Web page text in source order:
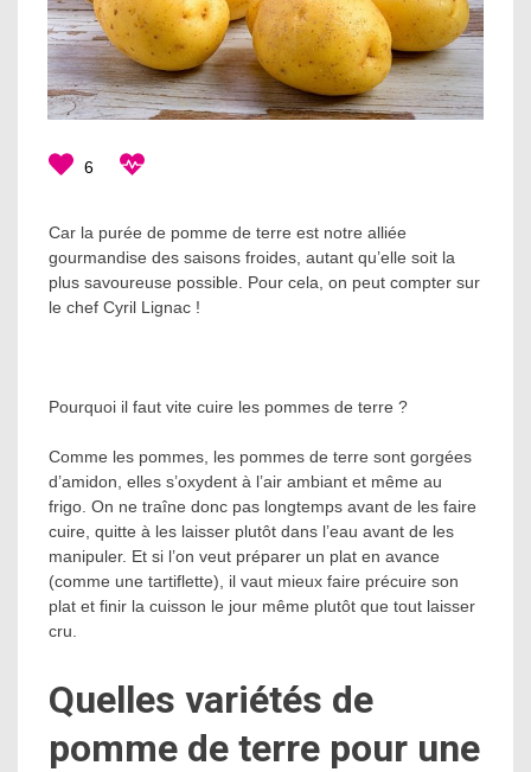
6
Car la purée de pomme de terre est notre alliée
gourmandise des saisons froides, autant qu’elle soit la
plus savoureuse possible. Pour cela, on peut compter sur
le chef Cyril Lignac !
Pourquoi il faut vite cuire les pommes de terre ?
Comme les pommes, les pommes de terre sont gorgées
d’amidon, elles s’oxydent à l’air ambiant et même au
frigo. On ne traîne donc pas longtemps avant de les faire
cuire, quitte à les laisser plutôt dans l’eau avant de les
manipuler. Et si l’on veut préparer un plat en avance
(comme une tartiflette), il vaut mieux faire précuire son
plat et finir la cuisson le jour même plutôt que tout laisser
cru.
Quelles variétés de
pomme de terre pour une